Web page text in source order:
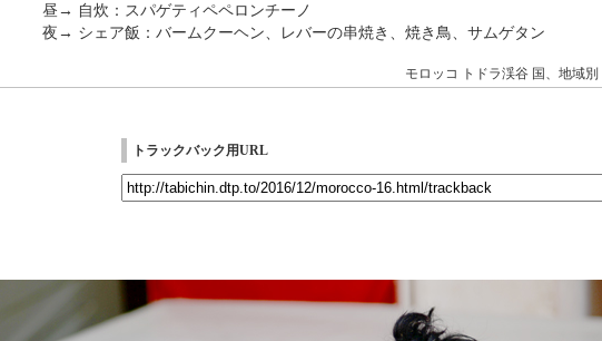
昼→ 自炊：スパゲティペペロンチーノ
夜→ シェア飯：バームクーヘン、レバーの串焼き、焼き鳥、サムゲタン
モロッコ トドラ渓谷 国、地域別
トラックバック用URL